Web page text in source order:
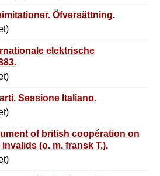
Öfversättning.
elektrische
Sessione Italiano.
of british coopération on
(o. m. fransk T.).